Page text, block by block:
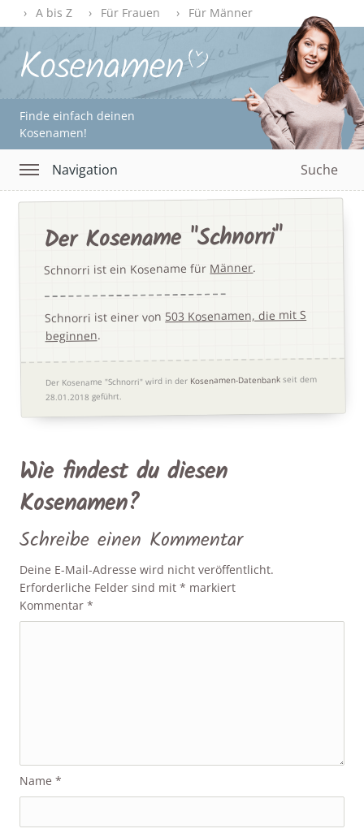
A bis Z Für Frauen Für Männer
Finde einfach deinen
Kosenamen!
Navigation Suche
Der Kosename "Schnorri"
Schnorri ist ein Kosename fürMänner.
Schnorri ist einer von 503 Kosenamen, die mit S
beginnen.
Der Kosename "Schnorri" wird in der Kosenamen-Datenbank seit dem
28.01.2018 geführt.
Wie findest du diesen
Kosenamen?
Schreibe einen Kommentar
Deine E-Mail-Adresse wird nicht veröffentlicht.
Erforderliche Felder sind mit* markiert
Kommentar*
Name*